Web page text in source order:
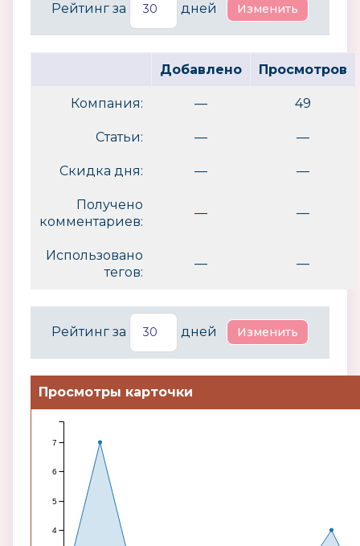
Рейтинг за дней
Добавлено Просмотров
Компания: — 49
Статьи: — —
Скидка дня: — —
Получено
комментариев:
— —
Использовано
тегов:
— —
Рейтинг за дней
Просмотры карточки
4
5
6
7